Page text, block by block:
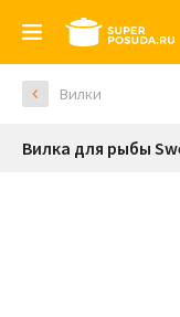
Вилки
Вилка для рыбы